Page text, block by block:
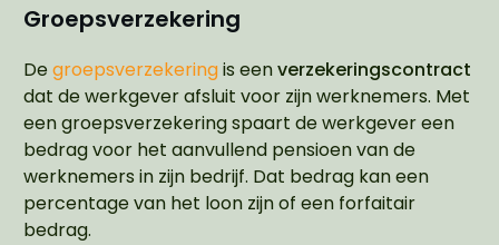
Groepsverzekering
Degroepsverzekeringis eenverzekeringscontract
dat de werkgever afsluit voor zijn werknemers. Met
een groepsverzekering spaart de werkgever een
bedrag voor het aanvullend pensioen van de
werknemers in zijn bedrijf. Dat bedrag kan een
percentage van het loon zijn of een forfaitair
bedrag.